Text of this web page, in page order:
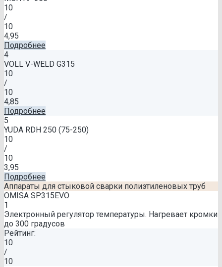
10
/
10
4,95
Подробнее
4
VOLL V-WELD G315
10
/
10
4,85
Подробнее
5
YUDA RDH 250 (75-250)
10
/
10
3,95
Подробнее
Аппараты для стыковой сварки полиэтиленовых труб
OMISA SP315EVO
1
Электронный регулятор температуры. Нагревает кромки
до 300 градусов
Рейтинг:
10
/
10